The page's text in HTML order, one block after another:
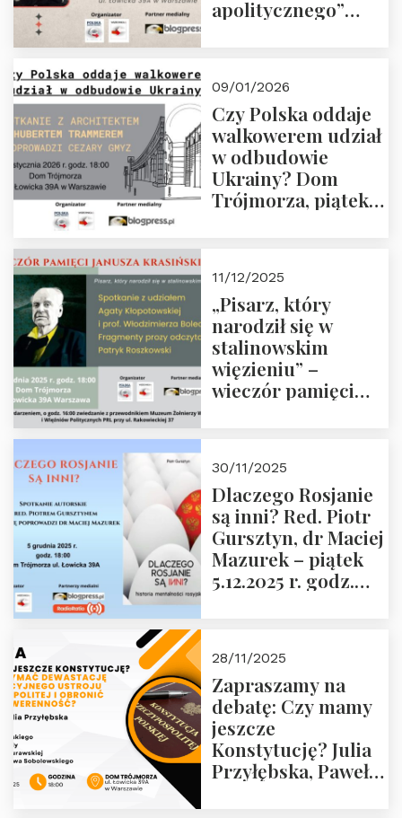
apolitycznego”
godz. 18:00.
Zapraszamy!
09/01/2026
Czy Polska oddaje
walkowerem udział
w odbudowie
Ukrainy? Dom
Trójmorza, piątek
11/12/2025
„Pisarz, który
narodził się w
stalinowskim
więzieniu” –
wieczór pamięci
zwiedzanie
Muzeum Żołnierzy
Wyklętych i
Więźniów
Politycznych PRL o
godz. 16:00 – 19
30/11/2025
Dlaczego Rosjanie
są inni? Red. Piotr
Gursztyn, dr Maciej
Mazurek – piątek
5.12.2025 r. godz.
28/11/2025
Zapraszamy na
debatę: Czy mamy
jeszcze
Konstytucję? Julia
Przyłębska, Paweł